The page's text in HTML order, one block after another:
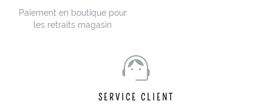
Paiement en boutique pour
les retraits magasin
SERVICE CLIENT